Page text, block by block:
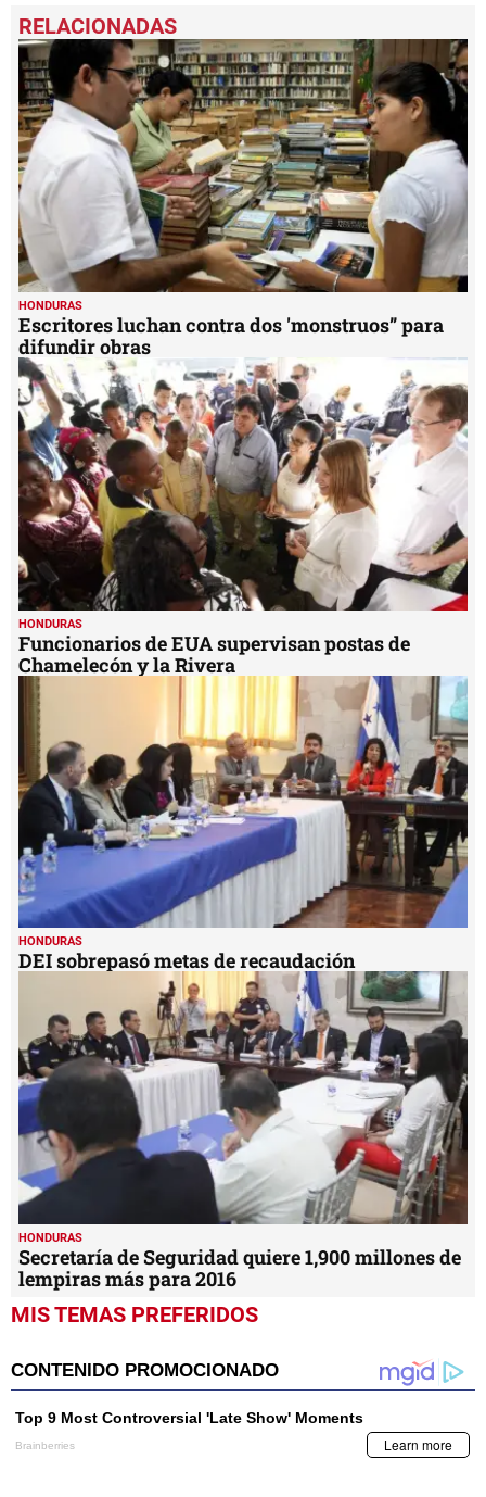
seconds
of
2
minutes,
52
seconds
HONDURAS
Escritores luchan contra dos 'monstruos” para
difundir obras
HONDURAS
Funcionarios de EUA supervisan postas de
Chamelecón y la Rivera
HONDURAS
DEI sobrepasó metas de recaudación
HONDURAS
Secretaría de Seguridad quiere 1,900 millones de
lempiras más para 2016
MIS TEMAS PREFERIDOS